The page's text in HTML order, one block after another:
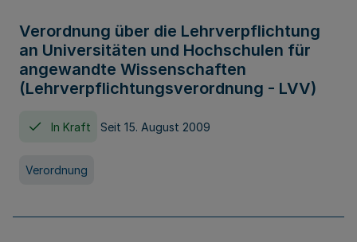
Verordnung über die Lehrverpflichtung
an Universitäten und Hochschulen für
angewandte Wissenschaften
(Lehrverpflichtungsverordnung - LVV)
In Kraft Seit 15. August 2009
Verordnung